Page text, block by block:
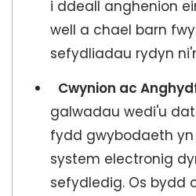
i ddeall anghenion
well a chael barn
sefydliadau rydyn
Cwynion ac
galwadau wedi'u
fydd gwybodaeth
system electronig
sefydledig. Os bydd